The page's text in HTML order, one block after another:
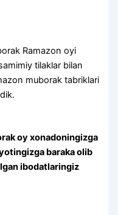
Ramazon oyi
tilaklar bilan
muborak tabriklari
oy xonadoningizga
baraka olib
ibodatlaringiz